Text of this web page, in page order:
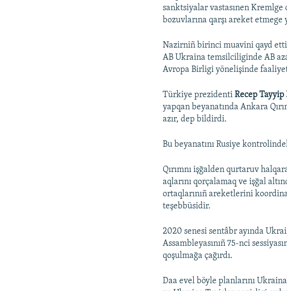
sanktsiyalar vastasınen Kremlge
bozuvlarına qarşı areket
Nazirniñ birinci muavini qayd etti
AB Ukraina temsilciliginde AB
Avropa Birligi yönelişinde
Türkiye prezidentiRecep Tayyip
yapqan beyanatında Ankara
azır, dep bildirdi.
Bu beyanatını Rusiye
Qırımnı işğalden qurtaruv
aqlarını qorçalamaq ve işğal
ortaqlarınıñ areketlerini
teşebbüsidir.
2020 senesi sentâbr ayında
Assambleyasınıñ 75-nci
qoşulmağa çağırdı.
Daa evel böyle planlarını